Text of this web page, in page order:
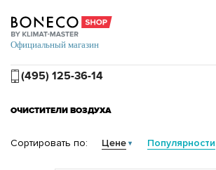
(495) 125-36-14
ОЧИСТИТЕЛИ ВОЗДУХА
Сортировать по: Цене Популярности